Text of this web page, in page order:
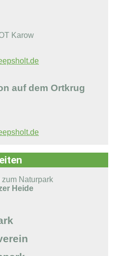
Karow
auf dem Ortkrug
Naturpark
Heide